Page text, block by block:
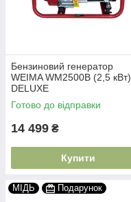
Бензиновий генератор
WEIMA WM2500B (2,5 кВт)
DELUXE
Готово до відправки
14 499 ₴
Купити
МІДЬ Подарунок